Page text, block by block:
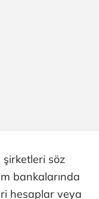
söz
bankalarında
hesaplar veya